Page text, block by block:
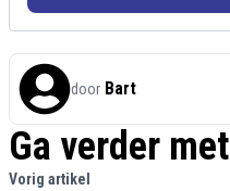
door Bart
Ga verder
Vorig artikel